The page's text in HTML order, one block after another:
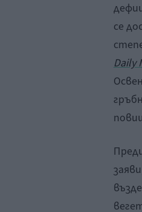
се
Daily